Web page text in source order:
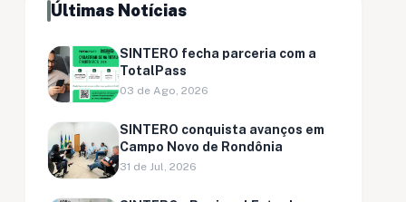
Últimas Notícias
SINTERO fecha parceria com a
TotalPass
03 de Ago, 2026
SINTERO conquista avanços em
Campo Novo de Rondônia
31 de Jul, 2026